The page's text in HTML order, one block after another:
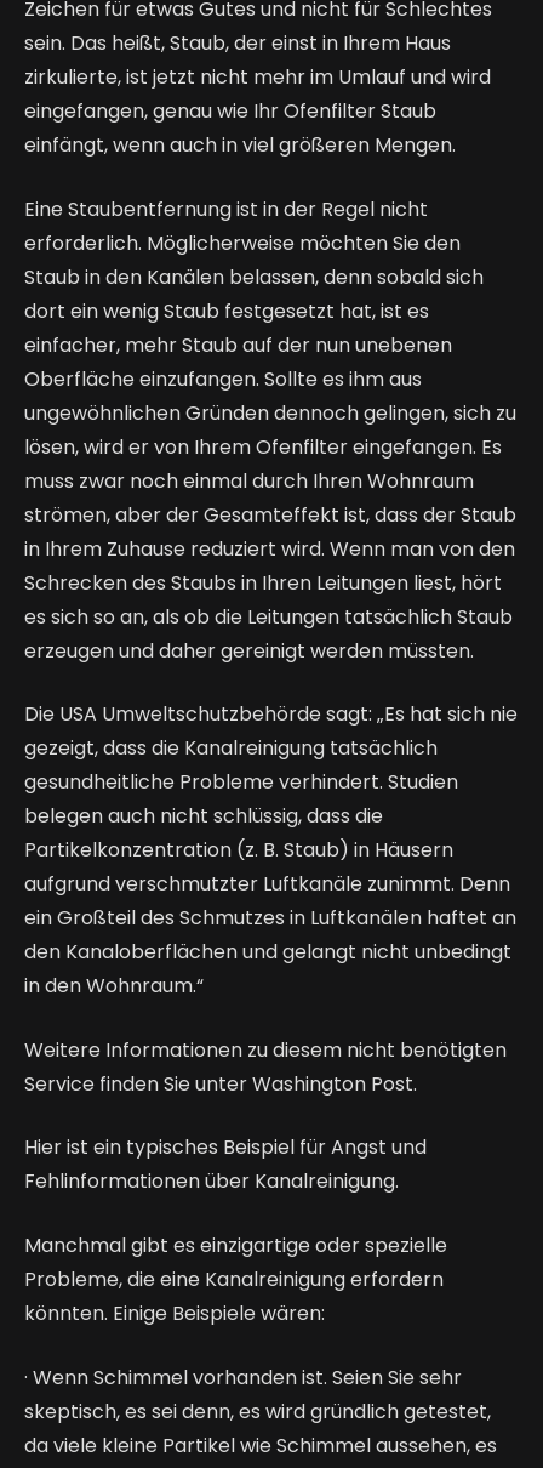
Zeichen für etwas Gutes und nicht für Schlechtes
sein. Das heißt, Staub, der einst in Ihrem Haus
zirkulierte, ist jetzt nicht mehr im Umlauf und wird
eingefangen, genau wie Ihr Ofenfilter Staub
einfängt, wenn auch in viel größeren Mengen.
Eine Staubentfernung ist in der Regel nicht
erforderlich. Möglicherweise möchten Sie den
Staub in den Kanälen belassen, denn sobald sich
dort ein wenig Staub festgesetzt hat, ist es
einfacher, mehr Staub auf der nun unebenen
Oberfläche einzufangen. Sollte es ihm aus
ungewöhnlichen Gründen dennoch gelingen, sich zu
lösen, wird er von Ihrem Ofenfilter eingefangen. Es
muss zwar noch einmal durch Ihren Wohnraum
strömen, aber der Gesamteffekt ist, dass der Staub
in Ihrem Zuhause reduziert wird. Wenn man von den
Schrecken des Staubs in Ihren Leitungen liest, hört
es sich so an, als ob die Leitungen tatsächlich Staub
erzeugen und daher gereinigt werden müssten.
Die USA Umweltschutzbehörde sagt: „Es hat sich nie
gezeigt, dass die Kanalreinigung tatsächlich
gesundheitliche Probleme verhindert. Studien
belegen auch nicht schlüssig, dass die
Partikelkonzentration (z. B. Staub) in Häusern
aufgrund verschmutzter Luftkanäle zunimmt. Denn
ein Großteil des Schmutzes in Luftkanälen haftet an
den Kanaloberflächen und gelangt nicht unbedingt
in den Wohnraum.“
Weitere Informationen zu diesem nicht benötigten
Service finden Sie unter Washington Post.
Hier ist ein typisches Beispiel für Angst und
Fehlinformationen über Kanalreinigung.
Manchmal gibt es einzigartige oder spezielle
Probleme, die eine Kanalreinigung erfordern
könnten. Einige Beispiele wären:
· Wenn Schimmel vorhanden ist. Seien Sie sehr
skeptisch, es sei denn, es wird gründlich getestet,
da viele kleine Partikel wie Schimmel aussehen, es